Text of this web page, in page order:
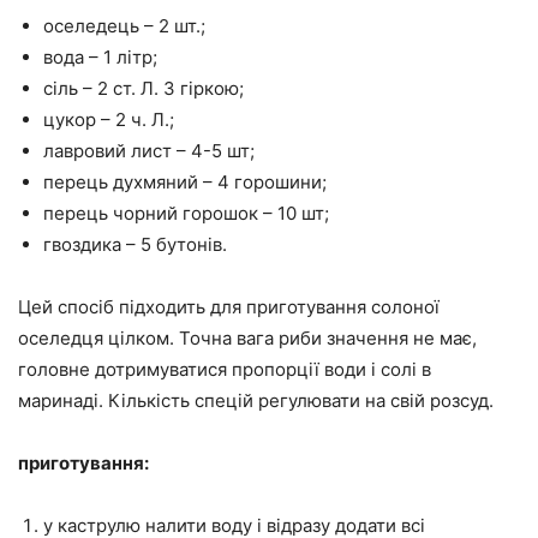
оселедець – 2 шт.;
вода – 1 літр;
сіль – 2 ст. Л. З гіркою;
цукор – 2 ч. Л.;
лавровий лист – 4-5 шт;
перець духмяний – 4 горошини;
перець чорний горошок – 10 шт;
гвоздика – 5 бутонів.
Цей спосіб підходить для приготування солоної
оселедця цілком. Точна вага риби значення не має,
головне дотримуватися пропорції води і солі в
маринаді. Кількість спецій регулювати на свій розсуд.
приготування:
у каструлю налити воду і відразу додати всі